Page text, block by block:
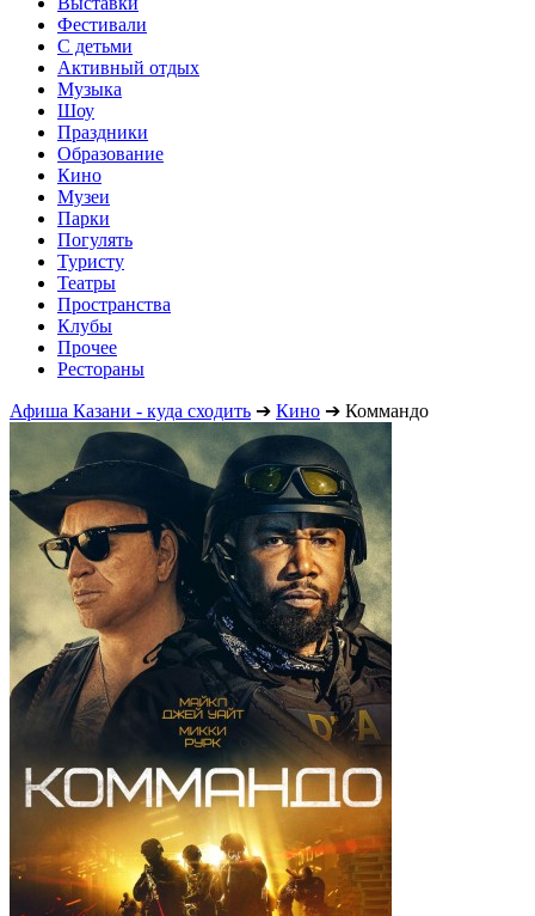
Фестивали
С детьми
Активный отдых
Музыка
Шоу
Праздники
Образование
Кино
Музеи
Парки
Погулять
Туристу
Театры
Пространства
Клубы
Прочее
Рестораны
Афиша Казани - куда сходить ➔ Кино ➔ Коммандо